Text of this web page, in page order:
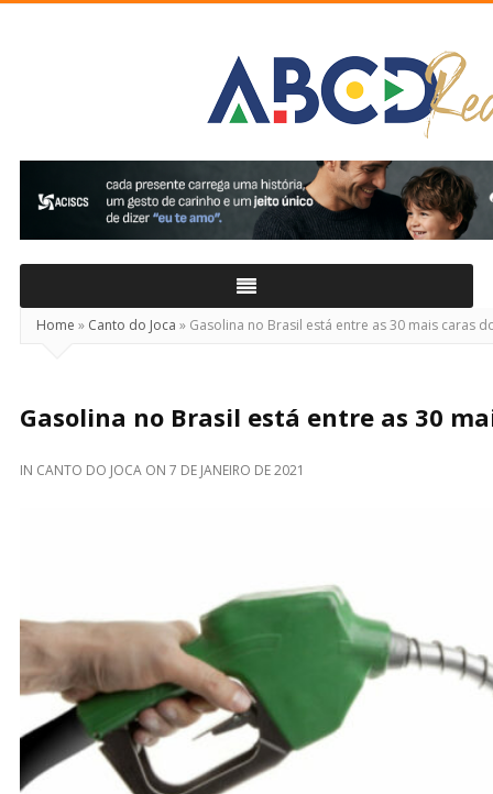
Home » Canto do Joca » Gasolina no Brasil está entre as 30 mais caras
Gasolina no Brasil está entre as 30
IN CANTO DO JOCA ON 7 DE JANEIRO DE 2021